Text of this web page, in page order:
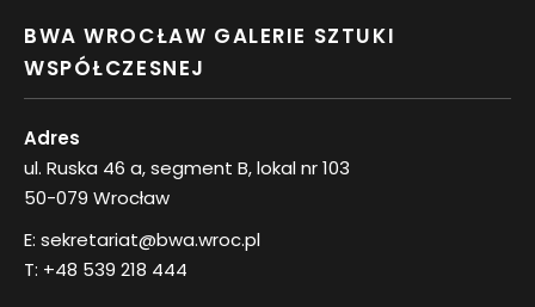
BWA WROCŁAW GALERIE SZTUKI
WSPÓŁCZESNEJ
Adres
ul. Ruska 46 a, segment B, lokal nr 103
50-079 Wrocław
E: sekretariat@bwa.wroc.pl
T: +48 539 218 444